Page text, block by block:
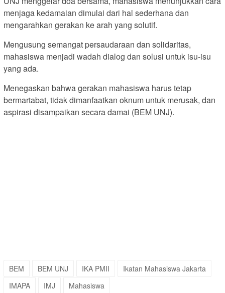
menjaga kedamaian dimulai dari hal sederhana dan
mengarahkan gerakan ke arah yang solutif.
Mengusung semangat persaudaraan dan solidaritas,
mahasiswa menjadi wadah dialog dan solusi untuk isu-isu
yang ada.
Menegaskan bahwa gerakan mahasiswa harus tetap
bermartabat, tidak dimanfaatkan oknum untuk merusak, dan
aspirasi disampaikan secara damai (BEM UNJ).
BEM BEM UNJ IKA PMII
Ikatan Mahasiswa Jakarta
IMAPA
IMJ Mahasiswa